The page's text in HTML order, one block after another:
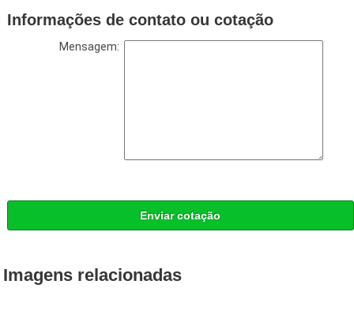
Informações de contato ou cotação
Mensagem:
Enviar cotação
Imagens relacionadas